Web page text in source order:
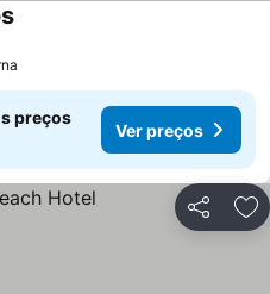
preços
Ver preços
Partilhar